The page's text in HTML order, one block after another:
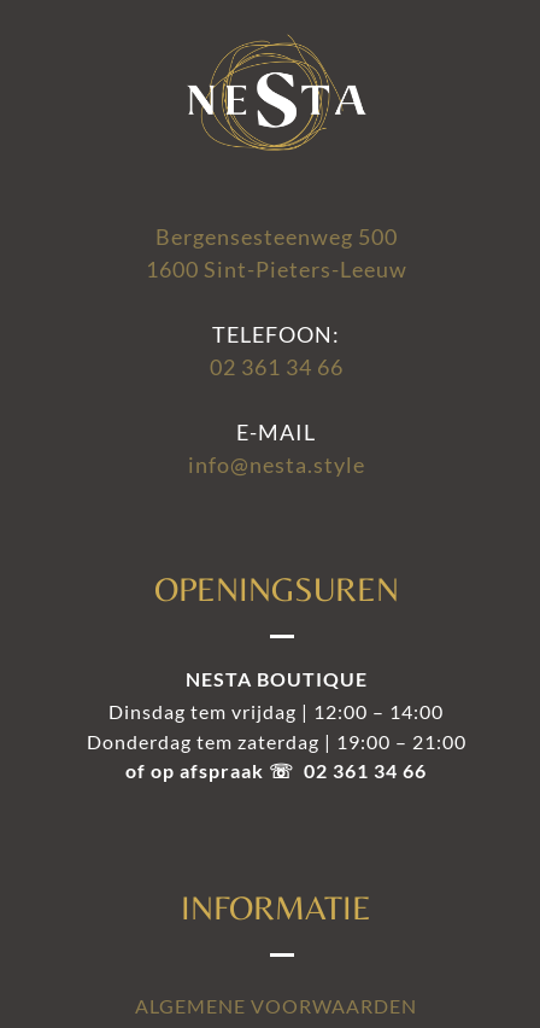
Bergensesteenweg 500
1600 Sint-Pieters-Leeuw
TELEFOON:
02 361 34 66
E-MAIL
info@nesta.style
OPENINGSUREN
NESTA BOUTIQUE
Dinsdag tem vrijdag | 12:00 – 14:00
Donderdag tem zaterdag | 19:00 – 21:00
of op afspraak ☏ 02 361 34 66
INFORMATIE
ALGEMENE VOORWAARDEN